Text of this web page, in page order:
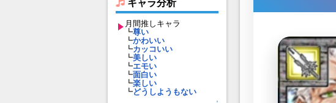
キャラ分析
月間推しキャラ
┗尊い
┗かわいい
┗カッコいい
┗美しい
┗エモい
┗面白い
┗楽しい
┗どうしようもない